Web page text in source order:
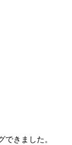
きました。